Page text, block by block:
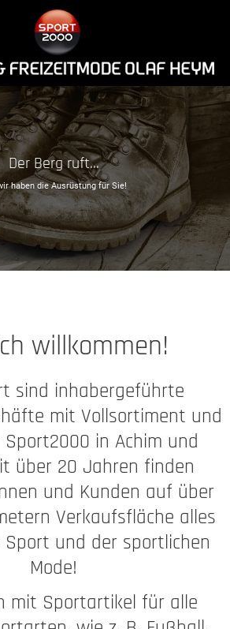
Der Berg ruft...
haben die Ausrüstung für Sie!
willkommen!
sind inhabergeführte
mit Vollsortiment und
in Achim und
über 20 Jahren finden
und Kunden auf über
Verkaufsfläche alles
und der sportlichen
Mode!
mit Sportartikel für alle